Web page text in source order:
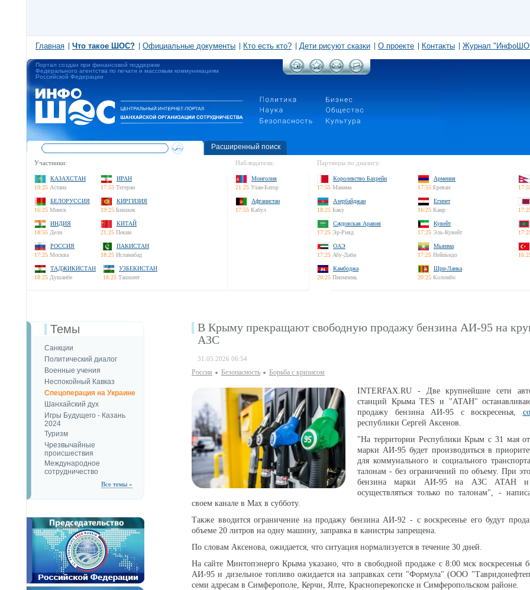
Главная Что такое ШОС? Официальные документы Кто есть кто? Дети рисуют сказки О проекте Контакты Журнал
Портал создан при финансовой поддержке
Федерального агентства по печати и массовым коммуникациям
Российской Федерации
Расширенный поиск
Участники:
КАЗАХСТАН
19:25 Астана
ИРАН
17:55 Тегеран
БЕЛОРУССИЯ
16:25 Минск
КИРГИЗИЯ
19:25 Бишкек
ИНДИЯ
18:55 Дели
КИТАЙ
21:25 Пекин
РОССИЯ
17:25 Москва
ПАКИСТАН
18:25 Исламабад
ТАДЖИКИСТАН
18:25 Душанбе
УЗБЕКИСТАН
18:25 Ташкент
Наблюдатели:
Монголия
21:25 Улан-Батор
Афганистан
17:55 Кабул
Партнеры по диалогу:
Королевство Бахрейн
17:55 Манама
Армения
17:55 Ереван
Азербайджан
18:25 Баку
Египет
16:25 Каир
Саудовская Аравия
17:25 Эр-Рияд
Кувейт
17:25 Эль-Кувейт
ОАЭ
17:25 Абу-Даби
Мьянма
17:25 Нейпьидо
Камбоджа
20:25 Пномпень
Шри-Ланка
20:25 Коломбо
Темы
Санкции
Политический диалог
Военные учения
Неспокойный Кавказ
Спецоперация на Украине
Шанхайский дух
Игры Будущего - Казань
2024
Туризм
Чрезвычайные
происшествия
Международное
сотрудничество
Все темы »
В Крыму прекращают свободную продажу бензина АИ-95 на
АЗС
31.05.2026 06:54
Россия Безопаcность Борьба с кризисом
INTERFAX.RU - Две крупнейшие сети
станций Крыма TES и "АТАН"
продажу бензина АИ-95 с воскресенья,
республики Сергей Аксенов.
"На территории Республики Крым с 31 мая
марки АИ-95 будет производиться в
для коммунального и социального
талонам - без ограничений по объему. При
бензина марки АИ-95 на АЗС АТАН и
осуществляться только по талонам", -
своем канале в Max в субботу.
Также вводится ограничение на продажу бензина АИ-92 - с воскресенье его будут
объеме 20 литров на одну машину, заправка в канистры запрещена.
По словам Аксенова, ожидается, что ситуация нормализуется в течение 30 дней.
На сайте Минтопэнерго Крыма указано, что в свободной продаже с 8:00 мск воскресенья
АИ-95 и дизельное топливо ожидается на заправках сети "Формула" (ООО
семи адресам в Симферополе, Керчи, Ялте, Красноперекопске и Симферопольском районе.